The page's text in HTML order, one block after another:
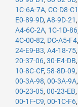
1C-6A-7A, CC-D8-C1
E0-89-9D, A8-9D-21 ,
A4-6C-2A, 1C-1D-86
4C-00-82, DC-A5-F4,
24-E9-B3, A4-18-75,
20-37-06, 30-E4-DB,
10-8C-CF, 58-8D-09,
00-3A-98, 00-3A-9A,
00-23-05, 00-23-EB,
00-1F-C9, 00-1C-F6,